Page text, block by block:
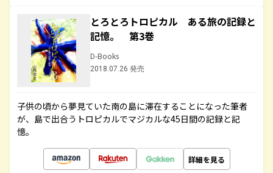
とろとろトロピカル ある旅の記録と
記憶。 第3巻
D-Books
2018.07.26 発売
子供の頃から夢見ていた南の島に滞在することになった筆者
が、島で出合うトロピカルでマジカルな45日間の記録と記
憶。
詳細を見る